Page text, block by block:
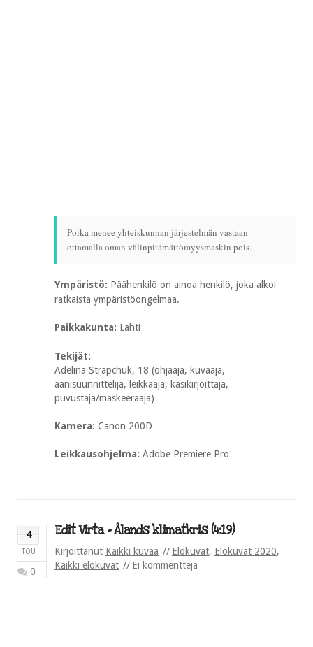
Poika menee yhteiskunnan järjestelmän vastaan
ottamalla oman välinpitämättömyysmaskin pois.
Ympäristö: Päähenkilö on ainoa henkilö, joka alkoi
ratkaista ympäristöongelmaa.
Paikkakunta: Lahti
Tekijät:
Adelina Strapchuk, 18 (ohjaaja, kuvaaja,
äänisuunnittelija, leikkaaja, käsikirjoittaja,
puvustaja/maskeeraaja)
Kamera: Canon 200D
Leikkausohjelma: Adobe Premiere Pro
4
TOU
0
Edit Virta – Ålands klimatkris (4:19)
Kirjoittanut Kaikki kuvaa Elokuvat, Elokuvat 2020,
Kaikki elokuvat
Ei kommentteja